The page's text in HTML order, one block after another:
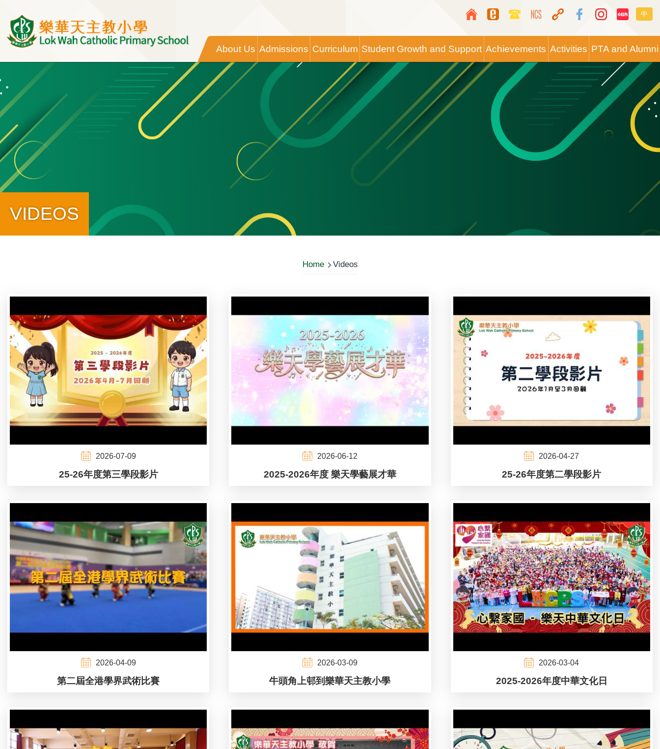
Top
Media
Icon
Button
中
Main
navigation
About Us Admissions Curriculum Student Growth and Support Achievements Activities PTA and Alumni
VIDEOS
Home Videos
2026-07-09
25-26年度第三學段影片
2026-06-12
2025-2026年度 樂天學藝展才華
2026-04-27
25-26年度第二學段影片
2026-04-09
第二屆全港學界武術比賽
2026-03-09
牛頭角上邨到樂華天主教小學
2026-03-04
2025-2026年度中華文化日